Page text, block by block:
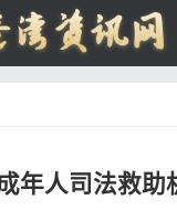
年人司法救助